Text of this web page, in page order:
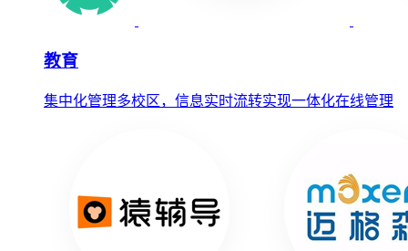
教育
集中化管理多校区，信息实时流转实现一体化在线管理